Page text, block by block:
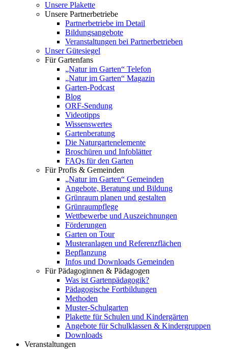
Unsere Plakette
Unsere Partnerbetriebe
Partnerbetriebe im Detail
Bildungsangebote
Veranstaltungen bei Partnerbetrieben
Unser Gütesiegel
Für Gartenfans
„Natur im Garten“ Telefon
„Natur im Garten“ Magazin
Garten-Podcast
Blog
ORF-Sendung
Videotipps
Wissenswertes
Gartenberatung
Die Naturgartenelemente
Broschüren und Infoblätter
FAQs für den Garten
Für Profis & Gemeinden
„Natur im Garten“ Gemeinden
Angebote, Beratung und Bildung
Grünraum planen und gestalten
Grünraumpflege
Wettbewerbe und Auszeichnungen
Förderungen
Garten on Tour
Musteranlagen und Referenzflächen
Bepflanzung
Infos und Downloads Gemeinden
Für Pädagoginnen & Pädagogen
Was ist Gartenpädagogik?
Pädagogische Fortbildungen
Methoden
Muster-Schulgarten
Plakette für Schulen und Kindergärten
Angebote für Schulklassen & Kindergruppen
Downloads
Veranstaltungen